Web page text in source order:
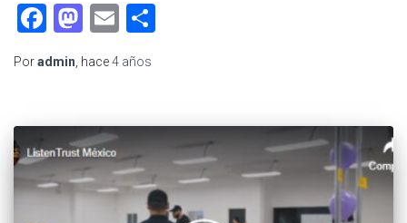
Facebook
Mastodon
Email
Poradmin, hace4 años